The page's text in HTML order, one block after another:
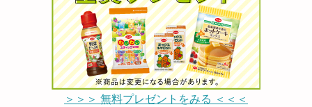
＞＞＞ 無料プレゼントをみる ＜＜＜